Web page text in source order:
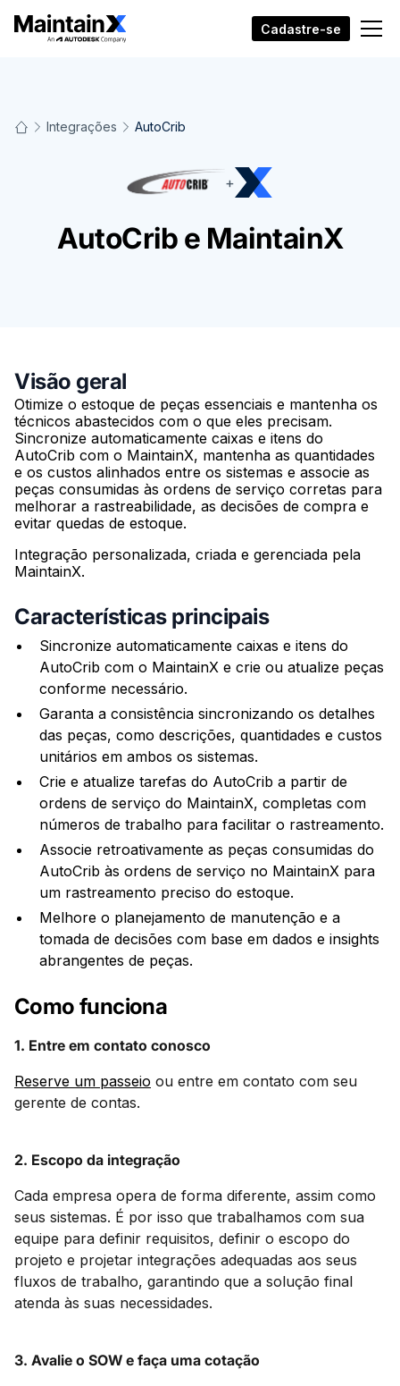
Cadastre-se
Integrações AutoCrib
+
AutoCrib e MaintainX
Visão geral
Otimize o estoque de peças essenciais e mantenha os
técnicos abastecidos com o que eles precisam.
Sincronize automaticamente caixas e itens do
AutoCrib com o MaintainX, mantenha as quantidades
e os custos alinhados entre os sistemas e associe as
peças consumidas às ordens de serviço corretas para
melhorar a rastreabilidade, as decisões de compra e
evitar quedas de estoque.
Integração personalizada, criada e gerenciada pela
MaintainX.
Características principais
Sincronize automaticamente caixas e itens do
AutoCrib com o MaintainX e crie ou atualize peças
conforme necessário.
Garanta a consistência sincronizando os detalhes
das peças, como descrições, quantidades e custos
unitários em ambos os sistemas.
Crie e atualize tarefas do AutoCrib a partir de
ordens de serviço do MaintainX, completas com
números de trabalho para facilitar o rastreamento.
Associe retroativamente as peças consumidas do
AutoCrib às ordens de serviço no MaintainX para
um rastreamento preciso do estoque.
Melhore o planejamento de manutenção e a
tomada de decisões com base em dados e insights
abrangentes de peças.
Como funciona
1. Entre em contato conosco
Reserve um passeio ou entre em contato com seu
gerente de contas.
2. Escopo da integração
Cada empresa opera de forma diferente, assim como
seus sistemas. É por isso que trabalhamos com sua
equipe para definir requisitos, definir o escopo do
projeto e projetar integrações adequadas aos seus
fluxos de trabalho, garantindo que a solução final
atenda às suas necessidades.
3. Avalie o SOW e faça uma cotação